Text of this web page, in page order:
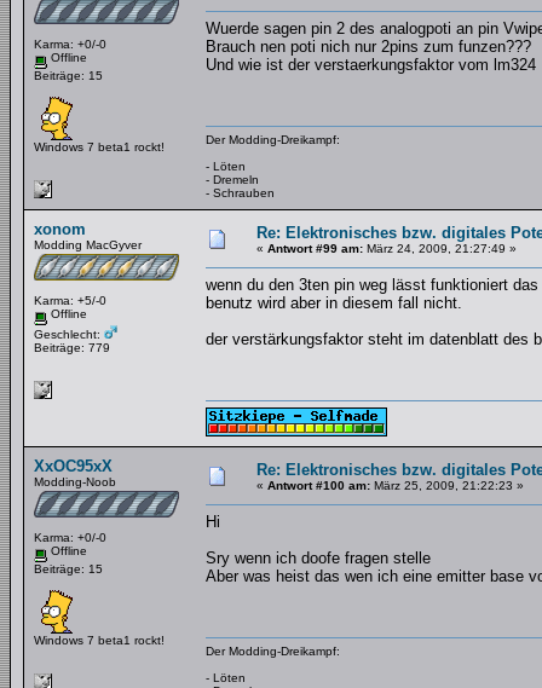
Karma: +0/-0
Offline
Beiträge: 15
Windows 7 beta1 rockt!
Wuerde sagen pin 2 des analogpoti an pin
Brauch nen poti nich nur 2pins zum funzen???
Und wie ist der verstaerkungsfaktor vom lm324
Der Modding-Dreikampf:
- Löten
- Dremeln
- Schrauben
xonom
Modding MacGyver
Karma: +5/-0
Offline
Geschlecht:
Beiträge: 779
Re: Elektronisches bzw. digitales
« Antwort #99 am: März 24, 2009, 21:27:49 »
wenn du den 3ten pin weg lässt funktioniert
benutz wird aber in diesem fall nicht.
der verstärkungsfaktor steht im datenblatt des
XxOC95xX
Modding-Noob
Karma: +0/-0
Offline
Beiträge: 15
Windows 7 beta1 rockt!
Re: Elektronisches bzw. digitales
« Antwort #100 am: März 25, 2009, 21:22:23 »
Hi
Sry wenn ich doofe fragen stelle
Aber was heist das wen ich eine emitter base
Der Modding-Dreikampf:
- Löten